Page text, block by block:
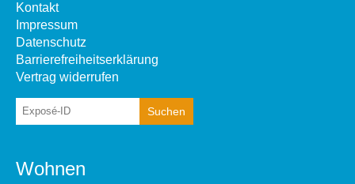
Kontakt
Impressum
Datenschutz
Barrierefreiheitserklärung
Vertrag widerrufen
Wohnen